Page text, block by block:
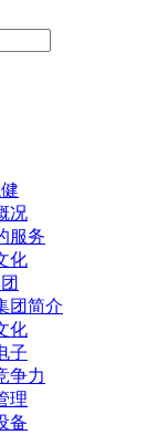
况
服务
化
团简介
化
子
争力
理
备